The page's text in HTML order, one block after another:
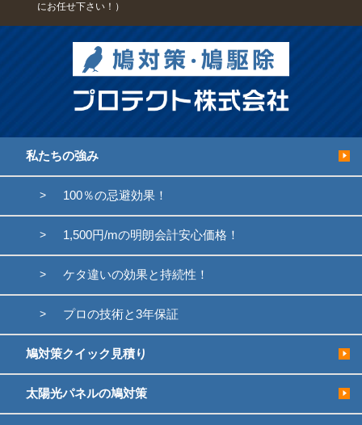
にお任せ下さい！）
私たちの強み
100％の忌避効果！
1,500円/mの明朗会計安心価格！
ケタ違いの効果と持続性！
プロの技術と3年保証
鳩対策クイック見積り
太陽光パネルの鳩対策